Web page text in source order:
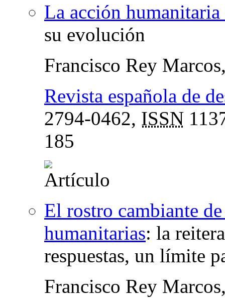
La acción
su evolución
Francisco Rey
Revista española de
2794-0462, ISSN
185
El rostro cambiante
humanitarias: la
respuestas, un límite
Francisco Rey